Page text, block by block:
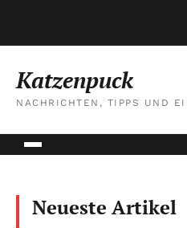
Katzenpuck
NACHRICHTEN, TIPPS UND
Neueste Artikel